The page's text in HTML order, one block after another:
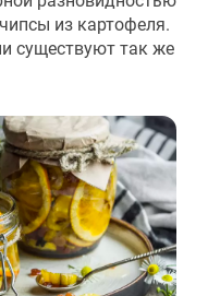
из картофеля.
существуют так же